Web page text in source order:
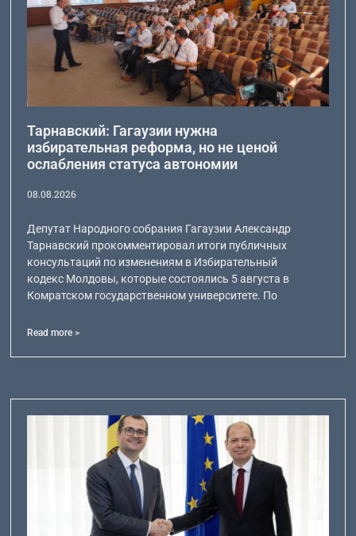
Тарнавский: Гагаузии нужна
избирательная реформа, но не ценой
ослабления статуса автономии
08.08.2026
Депутат Народного собрания Гагаузии Александр
Тарнавский прокомментировал итоги публичных
консультаций по изменениям в Избирательный
кодекс Молдовы, которые состоялись 5 августа в
Комратском государственном университете. По
Read more >